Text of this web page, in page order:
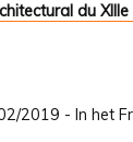
du XIIIe
2019 - In het